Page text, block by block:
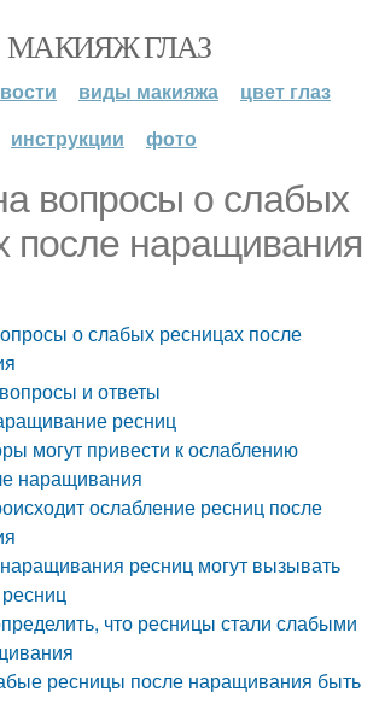
МАКИЯЖ ГЛАЗ
виды макияжа
цвет глаз
инструкции
фото
вопросы о слабых
после наращивания
о слабых ресницах после
и ответы
ресниц
могут привести к ослаблению
наращивания
ослабление ресниц после
ресниц могут вызывать
что ресницы стали слабыми
ресницы после наращивания быть